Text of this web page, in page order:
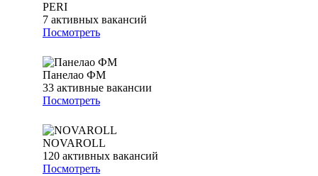
PERI
7 активных вакансий
Посмотреть
Панелао ФМ
33 активные вакансии
Посмотреть
NOVAROLL
120 активных вакансий
Посмотреть